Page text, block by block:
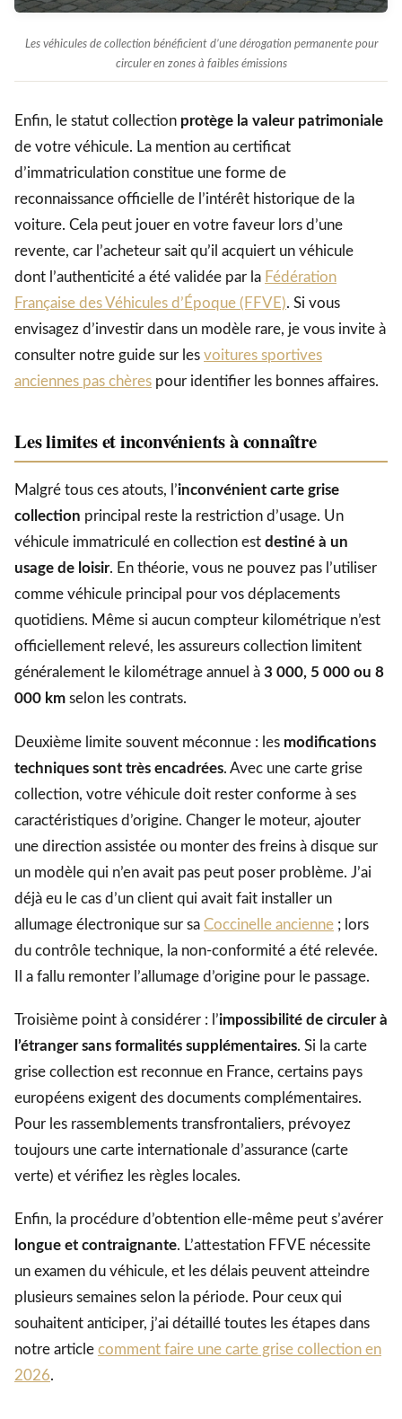
Les véhicules de collection bénéficient d’une dérogation permanente pour
circuler en zones à faibles émissions
Enfin, le statut collection protège la valeur patrimoniale
de votre véhicule. La mention au certificat
d’immatriculation constitue une forme de
reconnaissance officielle de l’intérêt historique de la
voiture. Cela peut jouer en votre faveur lors d’une
revente, car l’acheteur sait qu’il acquiert un véhicule
dont l’authenticité a été validée par la Fédération
Française des Véhicules d’Époque (FFVE). Si vous
envisagez d’investir dans un modèle rare, je vous invite à
consulter notre guide sur les voitures sportives
anciennes pas chères pour identifier les bonnes affaires.
Les limites et inconvénients à connaître
Malgré tous ces atouts, l’inconvénient carte grise
collection principal reste la restriction d’usage. Un
véhicule immatriculé en collection est destiné à un
usage de loisir. En théorie, vous ne pouvez pas l’utiliser
comme véhicule principal pour vos déplacements
quotidiens. Même si aucun compteur kilométrique n’est
officiellement relevé, les assureurs collection limitent
généralement le kilométrage annuel à 3 000, 5 000 ou 8
000 km selon les contrats.
Deuxième limite souvent méconnue : les modifications
techniques sont très encadrées. Avec une carte grise
collection, votre véhicule doit rester conforme à ses
caractéristiques d’origine. Changer le moteur, ajouter
une direction assistée ou monter des freins à disque sur
un modèle qui n’en avait pas peut poser problème. J’ai
déjà eu le cas d’un client qui avait fait installer un
allumage électronique sur sa Coccinelle ancienne ; lors
du contrôle technique, la non-conformité a été relevée.
Il a fallu remonter l’allumage d’origine pour le passage.
Troisième point à considérer : l’impossibilité de circuler à
l’étranger sans formalités supplémentaires. Si la carte
grise collection est reconnue en France, certains pays
européens exigent des documents complémentaires.
Pour les rassemblements transfrontaliers, prévoyez
toujours une carte internationale d’assurance (carte
verte) et vérifiez les règles locales.
Enfin, la procédure d’obtention elle-même peut s’avérer
longue et contraignante. L’attestation FFVE nécessite
un examen du véhicule, et les délais peuvent atteindre
plusieurs semaines selon la période. Pour ceux qui
souhaitent anticiper, j’ai détaillé toutes les étapes dans
notre article comment faire une carte grise collection en
2026.